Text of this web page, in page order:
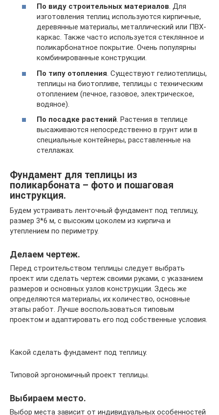
По виду строительных материалов. Для
изготовления теплиц используются кирпичные,
деревянные материалы, металлический или ПВХ-
каркас. Также часто используется стеклянное и
поликарбонатное покрытие. Очень популярны
комбинированные конструкции.
По типу отопления . Существуют гелиотеплицы,
теплицы на биотопливе, теплицы с техническим
отоплением (печное, газовое, электрическое,
водяное).
По посадке растений. Растения в теплице
высаживаются непосредственно в грунт или в
специальные контейнеры, расставленные на
стеллажах.
Фундамент для теплицы из
поликарбоната – фото и пошаговая
инструкция.
Будем устраивать ленточный фундамент под теплицу,
размер 3*6 м, с высоким цоколем из кирпича и
утеплением по периметру.
Делаем чертеж.
Перед строительством теплицы следует выбрать
проект или сделать чертеж своими руками, с указанием
размеров и основных узлов конструкции. Здесь же
определяются материалы, их количество, основные
этапы работ. Лучше воспользоваться типовым
проектом и адаптировать его под собственные условия.
Какой сделать фундамент под теплицу.
Типовой эргономичный проект теплицы.
Выбираем место.
Выбор места зависит от индивидуальных особенностей